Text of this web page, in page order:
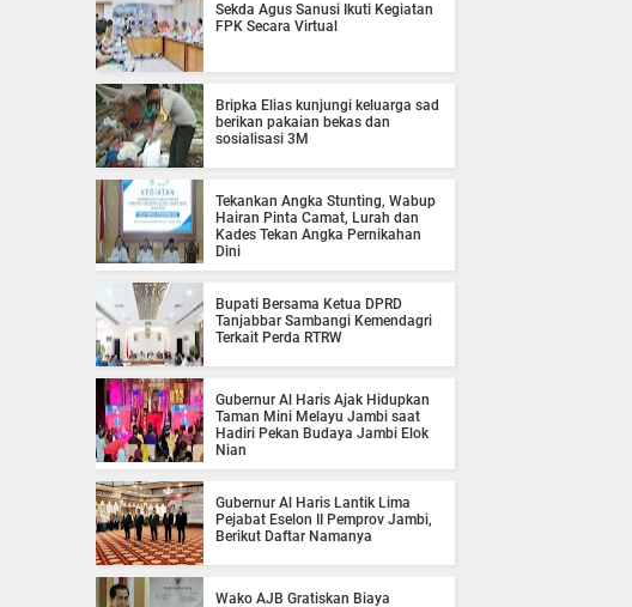
Sekda Agus Sanusi Ikuti Kegiatan
FPK Secara Virtual
Bripka Elias kunjungi keluarga sad
berikan pakaian bekas dan
sosialisasi 3M
Tekankan Angka Stunting, Wabup
Hairan Pinta Camat, Lurah dan
Kades Tekan Angka Pernikahan
Dini
Bupati Bersama Ketua DPRD
Tanjabbar Sambangi Kemendagri
Terkait Perda RTRW
Gubernur Al Haris Ajak Hidupkan
Taman Mini Melayu Jambi saat
Hadiri Pekan Budaya Jambi Elok
Nian
Gubernur Al Haris Lantik Lima
Pejabat Eselon II Pemprov Jambi,
Berikut Daftar Namanya
Wako AJB Gratiskan Biaya